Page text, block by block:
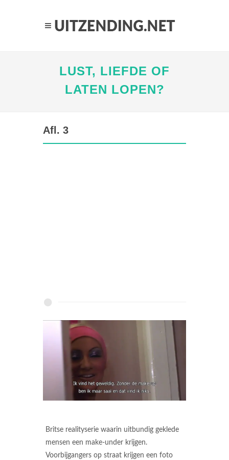
LUST, LIEFDE OF
LATEN LOPEN?
Afl. 3
Britse realityserie waarin uitbundig geklede
mensen een make-under krijgen.
Voorbijgangers op straat krijgen een foto